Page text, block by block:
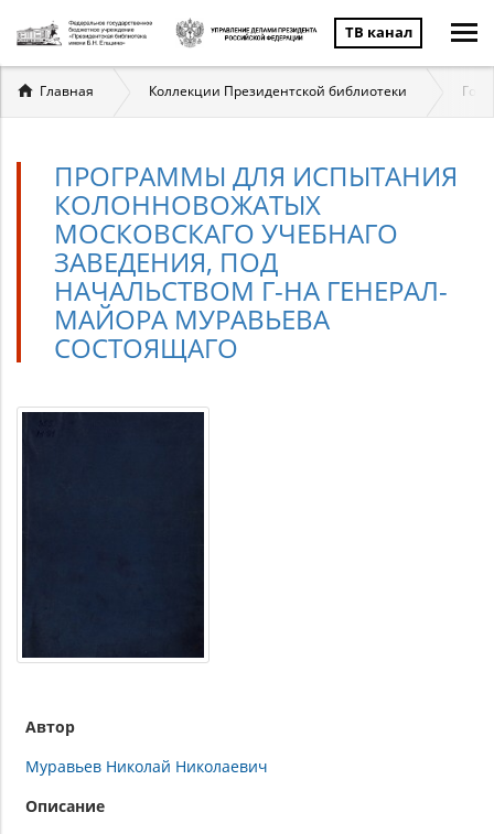
ТВ канал
Вы
здесь
Главная Коллекции Президентской библиотеки
ПРОГРАММЫ ДЛЯ ИСПЫТАНИЯ
КОЛОННОВОЖАТЫХ
МОСКОВСКАГО УЧЕБНАГО
ЗАВЕДЕНИЯ, ПОД
НАЧАЛЬСТВОМ Г-НА ГЕНЕРАЛ-
МАЙОРА МУРАВЬЕВА
СОСТОЯЩАГО
Автор
Муравьев Николай Николаевич
Описание